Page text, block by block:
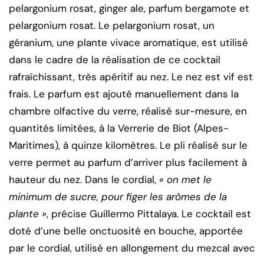
pelargonium rosat, ginger ale, parfum bergamote et
pelargonium rosat. Le pelargonium rosat, un
géranium, une plante vivace aromatique, est utilisé
dans le cadre de la réalisation de ce cocktail
rafraîchissant, très apéritif au nez. Le nez est vif est
frais. Le parfum est ajouté manuellement dans la
chambre olfactive du verre, réalisé sur-mesure, en
quantités limitées, à la Verrerie de Biot (Alpes-
Maritimes), à quinze kilomètres. Le pli réalisé sur le
verre permet au parfum d’arriver plus facilement à
hauteur du nez. Dans le cordial, « on met le
minimum de sucre, pour figer les arômes de la
plante », précise Guillermo Pittalaya. Le cocktail est
doté d’une belle onctuosité en bouche, apportée
par le cordial, utilisé en allongement du mezcal avec